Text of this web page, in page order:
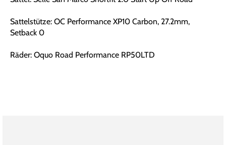
Sattelstütze: OC Performance XP10 Carbon, 27.2mm,
Setback 0
Räder: Oquo Road Performance RP50LTD